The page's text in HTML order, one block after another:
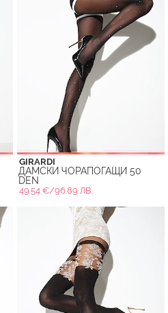
GIRARDI
ДАМСКИ ЧОРАПОГАЩИ 50
DEN
49.54 €/96.89 ЛВ.